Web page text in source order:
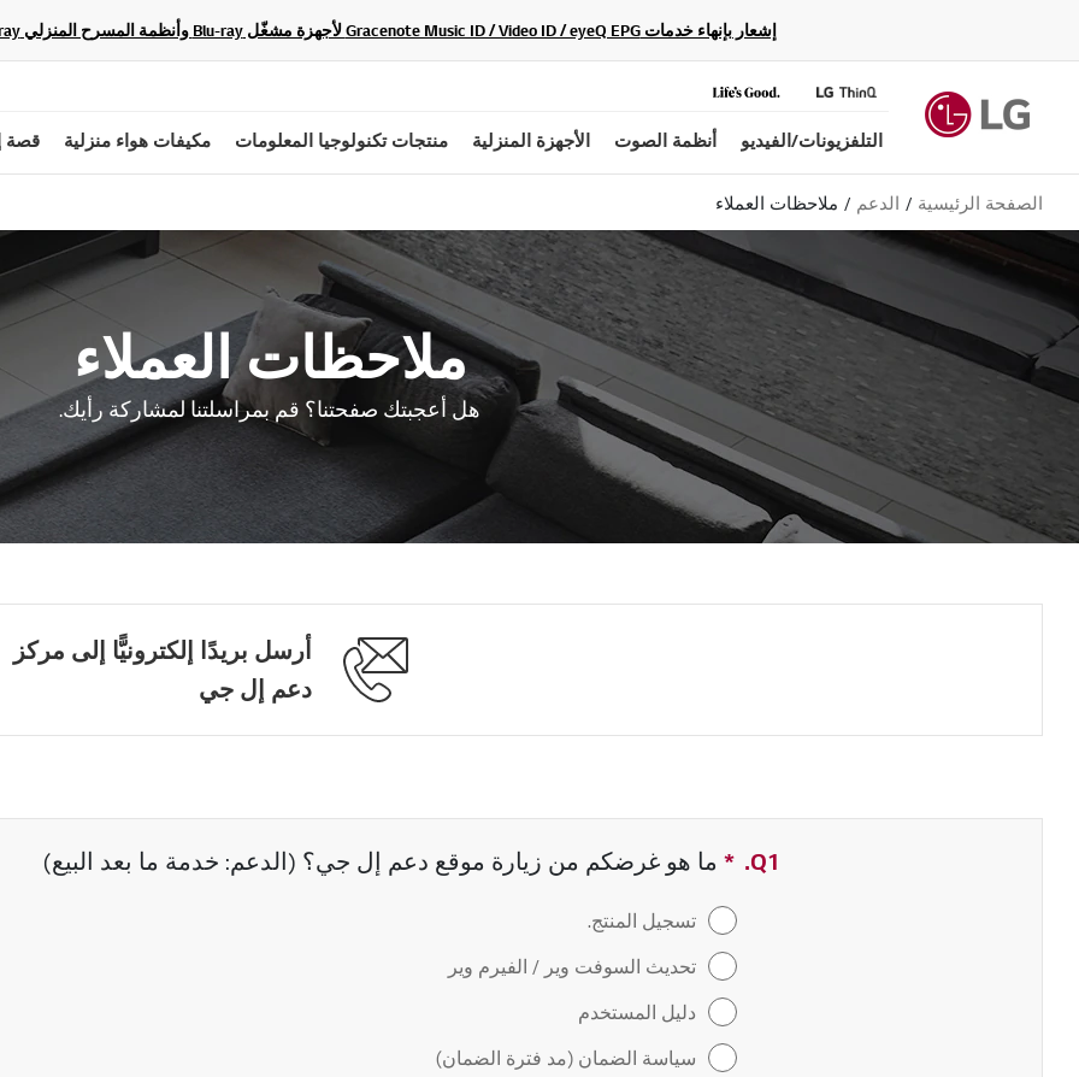
إشعار بإنهاء خدمات Gracenote Music ID / Video ID / eyeQ EPG لأجهزة مشغّل Blu-ray وأنظمة المسرح المنزلي Blu-ray، حيث لن تكون متاحة بعد الآن.
التلفزيونات/الفيديو أنظمة الصوت الأجهزة المنزلية منتجات تكنولوجيا المعلومات مكيفات هواء منزلية قصة
الصفحة الرئيسية الدعم ملاحظات العملاء
ملاحظات العملاء
هل أعجبتك صفحتنا؟ قم بمراسلتنا لمشاركة رأيك.
أرسل بريدًا إلكترونيًّا إلى مركز
دعم إل جي
Q1.
* حقل مطلوب
ما هو غرضكم من زيارة موقع دعم إل جي؟ (الدعم: خدمة ما بعد البيع)
تسجيل المنتج.
تحديث السوفت وير / الفيرم وير
دليل المستخدم
سياسة الضمان (مد فترة الضمان)